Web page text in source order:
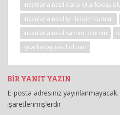
insanlarla nasıl daha iyi arkadaş
insanlarla nasıl iyi iletişim kurulur
insanlarla nasıl samimi olurum
iyi arkadaş nasıl olunur
BIR YANIT YAZIN
E-posta adresiniz yayınlanmayacak.
işaretlenmişlerdir